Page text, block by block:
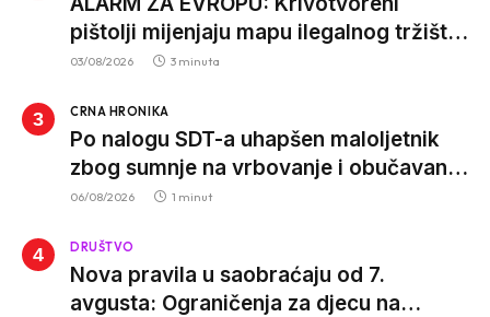
pištolji mijenjaju mapu ilegalnog tržišta,
istrage ukazuju na proizvodnju van EU
03/08/2026 3 minuta
CRNA HRONIKA
Po nalogu SDT-a uhapšen maloljetnik
zbog sumnje na vrbovanje i obučavanje
za izvršenje terorističkih djela
06/08/2026 1 minut
DRUŠTVO
Nova pravila u saobraćaju od 7.
avgusta: Ograničenja za djecu na